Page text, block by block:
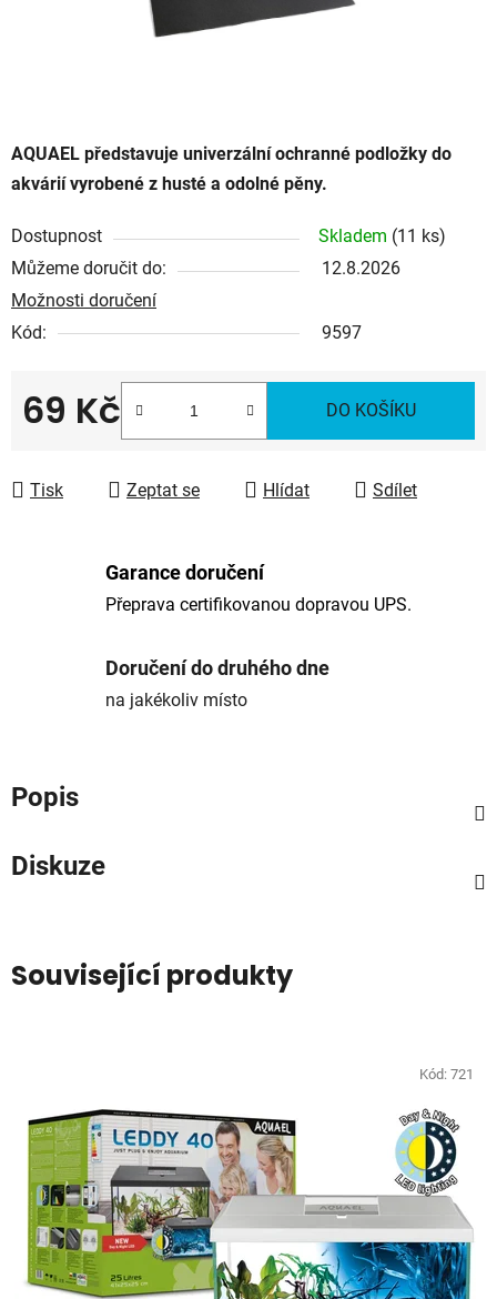
AQUAEL představuje univerzální ochranné podložky do
akvárií vyrobené z husté a odolné pěny.
Dostupnost Skladem (11 ks)
Můžeme doručit do:
12.8.2026
Možnosti doručení
Kód:
9597
69 Kč DO KOŠÍKU
Tisk Zeptat se Hlídat Sdílet
Garance doručení
Přeprava certifikovanou dopravou UPS.
Doručení do druhého dne
na jakékoliv místo
Popis
Diskuze
Související produkty
Kód: 721